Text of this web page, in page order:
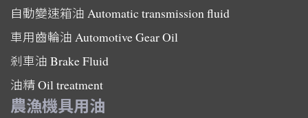
自動變速箱油 Automatic transmission fluid
車用齒輪油 Automotive Gear Oil
剎車油 Brake Fluid
油精Oil treatment
農漁機具用油